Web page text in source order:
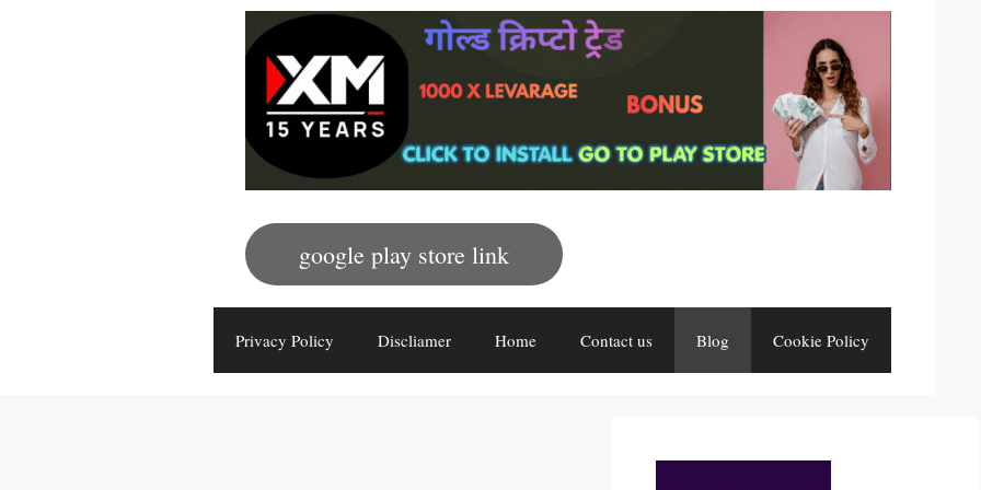
google play store link
Privacy Policy Discliamer Home Contact us Blog Cookie Policy